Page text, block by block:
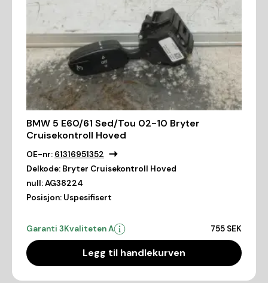
BMW 5 E60/61 Sed/Tou 02-10 Bryter
Cruisekontroll Hoved
OE-nr: 61316951352
Delkode: Bryter Cruisekontroll Hoved
null:AG38224
Posisjon: Uspesifisert
Garanti 3Kvaliteten A 755 SEK
Legg til handlekurven